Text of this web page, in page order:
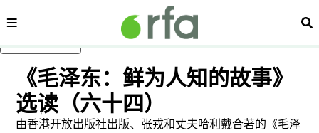
内容分类 搜
《毛泽东：鲜为人知的故事》
选读（六十四）
由香港开放出版社出版、张戎和丈夫哈利戴合著的《毛泽